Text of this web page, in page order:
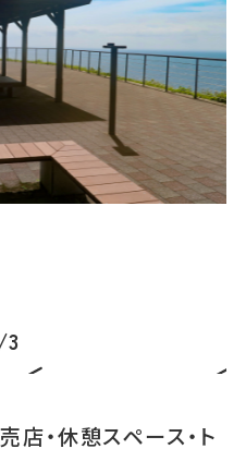
3
店・休憩スペース・ト